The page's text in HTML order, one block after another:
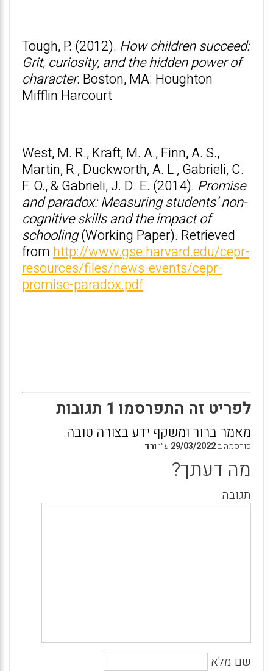
Tough, P. (2012). How children succeed:
Grit, curiosity, and the hidden power of
character. Boston, MA: Houghton
Mifflin Harcourt
West, M. R., Kraft, M. A., Finn, A. S.,
Martin, R., Duckworth, A. L., Gabrieli, C.
F. O., & Gabrieli, J. D. E. (2014). Promise
and paradox: Measuring students’ non-
cognitive skills and the impact of
schooling(Working Paper). Retrieved
from http://www.gse.harvard.edu/cepr-
resources/files/news-events/cepr-
promise-paradox.pdf
לפריט זה התפרסמו 1 תגובות
מאמר ברור ומשקף ידע בצורה טובה.
פורסמה ב29/03/2022 ע״יורד
מה דעתך?
תגובה
שם מלא